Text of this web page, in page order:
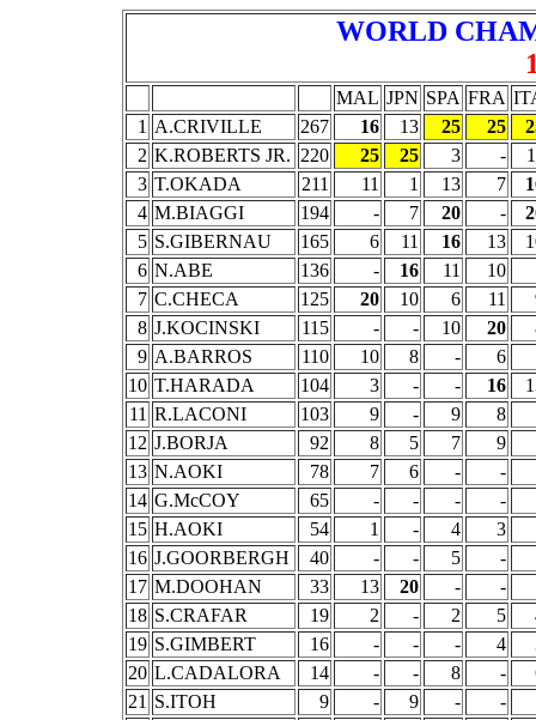
WORLD
MAL JPN SPA FRA
1 A.CRIVILLE 267 16 13 25 25
2 K.ROBERTS JR. 220 25 25 3 -
3 T.OKADA 211 11 1 13 7
4 M.BIAGGI 194 - 7 20 -
5 S.GIBERNAU 165 6 11 16 13
6 N.ABE 136 - 16 11
10
7 C.CHECA 125 20 10 6 11
8 J.KOCINSKI 115 - - 10 20
9 A.BARROS 110 10 8 -
6
10 T.HARADA 104 3 - - 16
11 R.LACONI 103 9 - 9
8
12 J.BORJA 92 8 5 7 9
13 N.AOKI 78 7 6 -
-
14 G.McCOY 65 - - -
-
15 H.AOKI 54 1 - 4 3
16 J.GOORBERGH 40 - - 5
-
17 M.DOOHAN 33 13 20 -
-
18 S.CRAFAR 19 2 - 2 5
19 S.GIMBERT 16 - - - 4
20 L.CADALORA 14 - - 8 -
21 S.ITOH 9 - 9 -
-